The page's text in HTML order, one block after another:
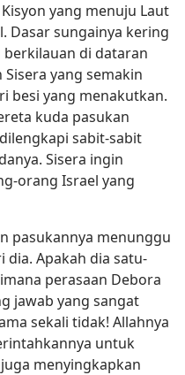
yang menuju Laut
Dasar sungainya kering
di dataran
yang semakin
besi yang menakutkan.
kuda pasukan
sabit-sabit
Sisera ingin
orang Israel yang
pasukannya menunggu
dia. Apakah dia satu-
perasaan Debora
jawab yang sangat
sekali tidak! Allahnya
untuk
menyingkapkan